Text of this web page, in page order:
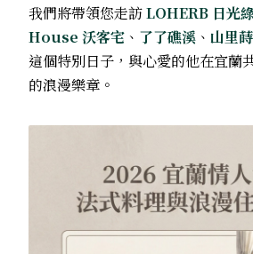
我們將帶領您走訪LOHERB 日光
House 沃客宅 、 了了礁溪 、 山里
這個特別日子，與心愛的他在宜蘭
的浪漫樂章。